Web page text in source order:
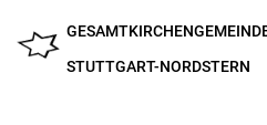
STUTTGART-NORDSTERN